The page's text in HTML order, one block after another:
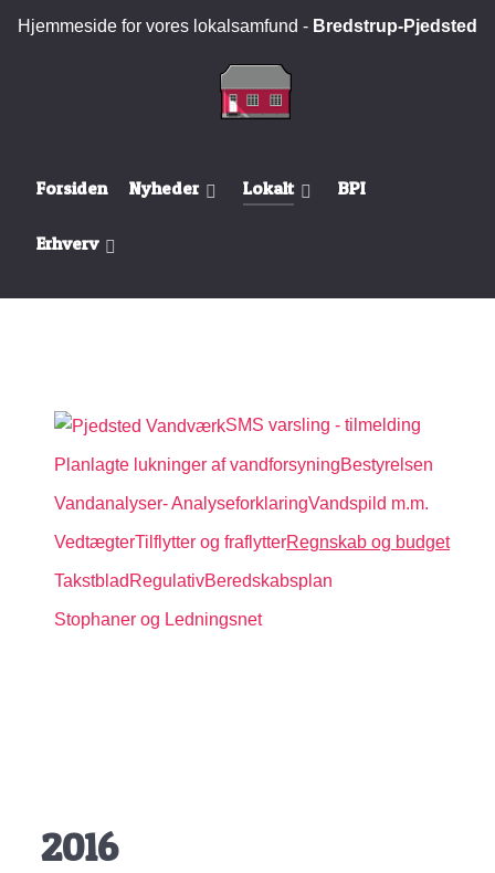
Hjemmeside for vores lokalsamfund - Bredstrup-Pjedsted
Forsiden Nyheder Lokalt BPI
Erhverv
SMS varsling - tilmelding
Planlagte lukninger af vandforsyningBestyrelsen
Vandanalyser- AnalyseforklaringVandspild m.m.
VedtægterTilflytter og fraflytterRegnskab og budget
Takstblad RegulativBeredskabsplan
Stophaner og Ledningsnet
2016